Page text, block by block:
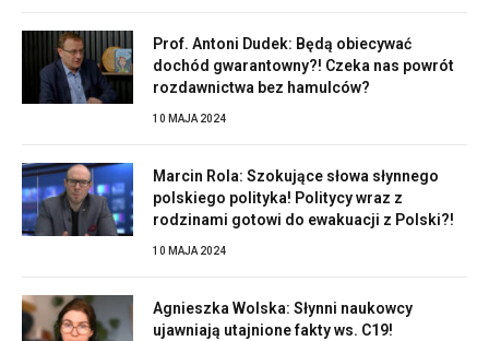
Prof. Antoni Dudek: Będą obiecywać
dochód gwarantowny?! Czeka nas powrót
rozdawnictwa bez hamulców?
10 MAJA 2024
Marcin Rola: Szokujące słowa słynnego
polskiego polityka! Politycy wraz z
rodzinami gotowi do ewakuacji z Polski?!
10 MAJA 2024
Agnieszka Wolska: Słynni naukowcy
ujawniają utajnione fakty ws. C19!